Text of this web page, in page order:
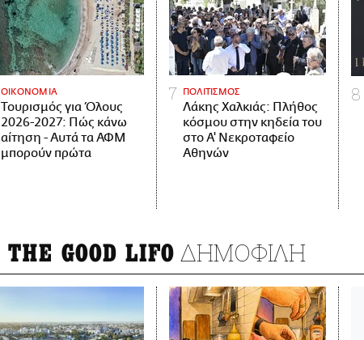
ΟΙΚΟΝΟΜΙΑ
Τουρισμός για Όλους
2026-2027: Πώς κάνω
αίτηση - Αυτά τα ΑΦΜ
μπορούν πρώτα
ΠΟΛΙΤΙΣΜΟΣ
Λάκης Χαλκιάς: Πλήθος
κόσμου στην κηδεία του
στο Α' Νεκροταφείο
Αθηνών
THE GOOD LIFO ΔΗΜΟΦΙΛΗ